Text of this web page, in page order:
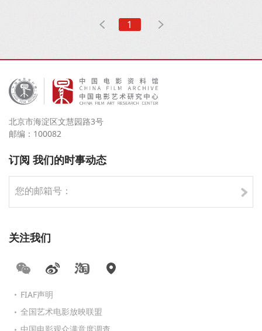
1
北京市海淀区文慧园路3号
邮编：100082
订阅 我们的时事动态
关注我们
FIAF声明
全国艺术电影放映联盟